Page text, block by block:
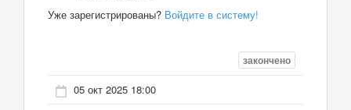
Уже зарегистрированы? Войдите в систему!
закончено
05 окт 2025 18:00